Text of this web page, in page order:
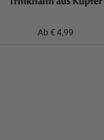
Ab € 4,99